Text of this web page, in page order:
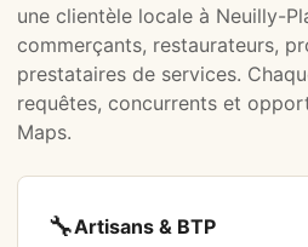
une clientèle locale à Neuilly-
commerçants, restaurateurs,
prestataires de services.
requêtes, concurrents et
Maps.
🔧Artisans & BTP